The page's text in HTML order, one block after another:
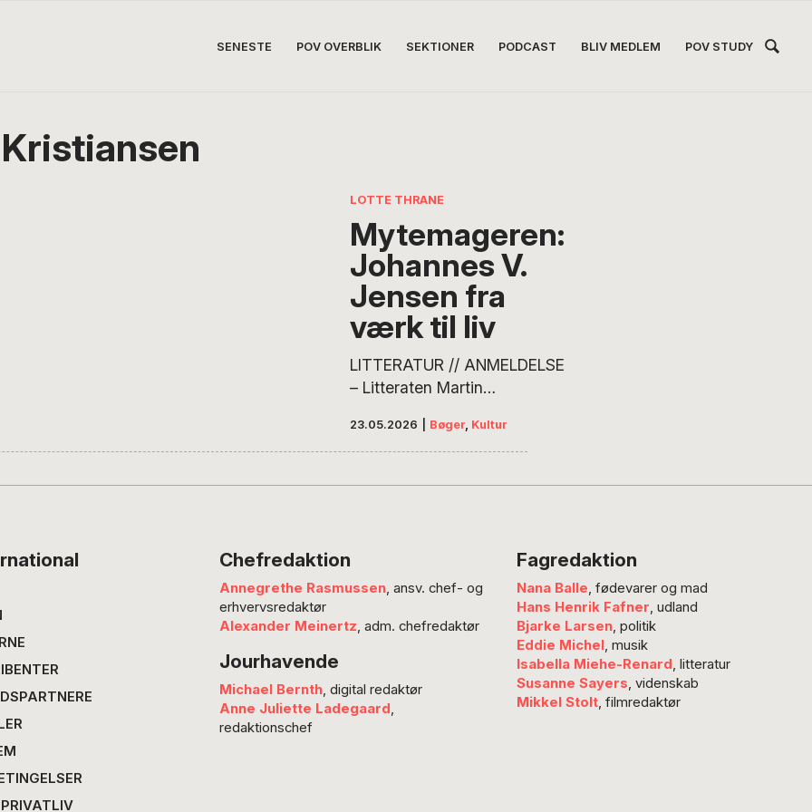
SENESTE POV OVERBLIK SEKTIONER PODCAST BLIV MEDLEM POV STUDY
LOTTE THRANE
Mytemageren:
Johannes V.
Jensen fra
værk til liv
LITTERATUR // ANMELDELSE
– Litteraten Martin
bog læse og bedømme
Johannes V. Jensen (1873-
kalder sin bog en biografi,
men den er langt hen ad
vejen også en monografi,
fordi han gennemgår hele
det store forfatterskab,…
23.05.2026 Bøger, Kultur
Chefredaktion
Annegrethe Rasmussen, ansv. chef- og
erhvervsredaktør
Alexander Meinertz, adm. chefredaktør
Jourhavende
Michael Bernth, digital redaktør
Anne Juliette Ladegaard,
redaktionschef
Fagredaktion
Nana Balle, fødevarer og mad
Hans Henrik Fafner, udland
Bjarke Larsen, politik
Eddie Michel, musik
Isabella Miehe-Renard, litteratur
Susanne Sayers, videnskab
Mikkel Stolt, filmredaktør